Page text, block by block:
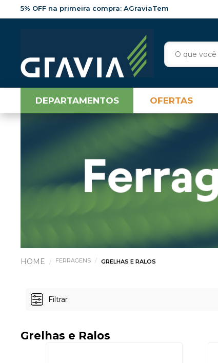
5% OFF na primeira compra: AGraviaTem
DEPARTAMENTOS OFERTAS
FERRAGENS GRELHAS E RALOS
Filtrar
Grelhas e Ralos